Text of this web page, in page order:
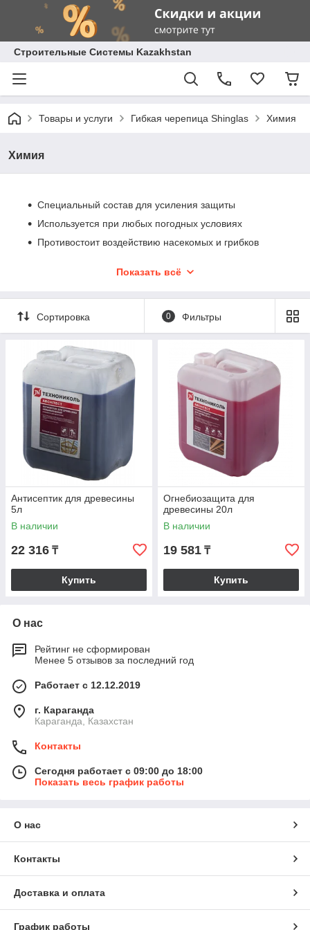
Строительные Системы Kazakhstan
Товары и услуги Гибкая черепица Shinglas Химия
Химия
Антисептик для древесины невымываемый
Специальный состав для усиления защиты
Используется при любых погодных условиях
Противостоит воздействию насекомых и грибков
Показать всё
Сортировка 0 Фильтры
Антисептик для древесины
5л
В наличии
22 316 ₸
Купить
Огнебиозащита для
древесины 20л
В наличии
19 581 ₸
Купить
О нас
Рейтинг не сформирован
Менее 5 отзывов за последний год
Работает с 12.12.2019
г. Караганда
Караганда, Казахстан
Контакты
Сегодня работает с 09:00 до 18:00
Показать весь график работы
О нас
Контакты
Доставка и оплата
График работы